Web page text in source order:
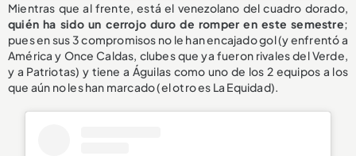
Mientras que al frente, está el venezolano del cuadro dorado,
quién ha sido un cerrojo duro de romper en este semestre;
pues en sus 3 compromisos no le han encajado gol (y enfrentó a
América y Once Caldas, clubes que ya fueron rivales del Verde,
y a Patriotas) y tiene a Águilas como uno de los 2 equipos a los
que aún no les han marcado (el otro es La Equidad).